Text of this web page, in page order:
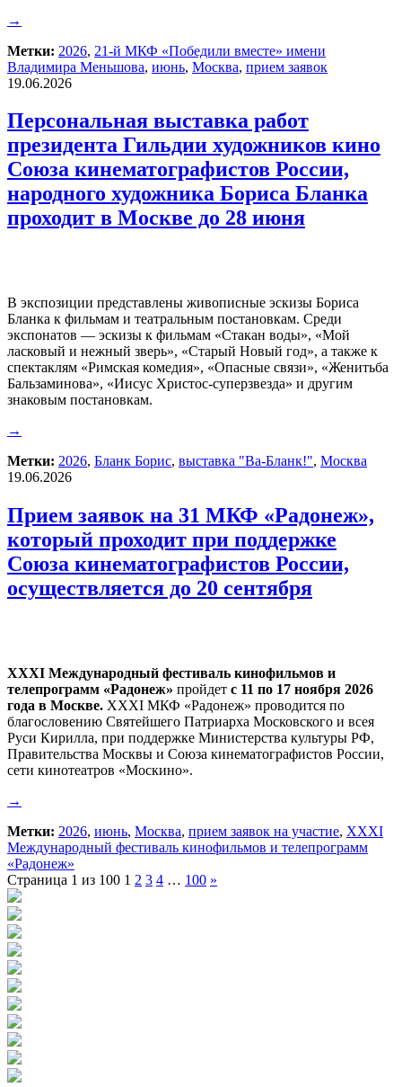
→
Метки: 2026, 21-й МКФ «Победили вместе» имени
Владимира Меньшова, июнь, Москва, прием заявок
19.06.2026
Персональная выставка работ
президента Гильдии художников кино
Союза кинематографистов России,
народного художника Бориса Бланка
проходит в Москве до 28 июня
В экспозиции представлены живописные эскизы Бориса
Бланка к фильмам и театральным постановкам. Среди
экспонатов — эскизы к фильмам «Стакан воды», «Мой
ласковый и нежный зверь», «Старый Новый год», а также к
спектаклям «Римская комедия», «Опасные связи», «Женитьба
Бальзаминова», «Иисус Христос-суперзвезда» и другим
знаковым постановкам.
→
Метки: 2026, Бланк Борис, выставка "Ва-Бланк!", Москва
19.06.2026
Прием заявок на 31 МКФ «Радонеж»,
который проходит при поддержке
Союза кинематографистов России,
осуществляется до 20 сентября
ХХХI Международный фестиваль кинофильмов и
телепрограмм «Радонеж» пройдет с 11 по 17 ноября 2026
года в Москве. ХХХI МКФ «Радонеж» проводится по
благословению Святейшего Патриарха Московского и всея
Руси Кирилла, при поддержке Министерства культуры РФ,
Правительства Москвы и Союза кинематографистов России,
сети кинотеатров «Москино».
→
Метки: 2026, июнь, Москва, прием заявок на участие, ХХХI
Международный фестиваль кинофильмов и телепрограмм
«Радонеж»
Страница 1 из 100 1 2 3 4 … 100 »